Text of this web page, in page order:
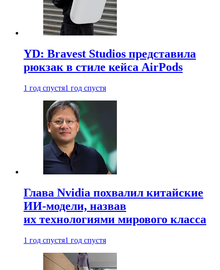
YD: Bravest Studios представила
рюкзак в стиле кейса AirPods
1 год спустя1 год спустя
Глава Nvidia похвалил китайские
ИИ-модели, назвав
их технологиями мирового класса
1 год спустя1 год спустя